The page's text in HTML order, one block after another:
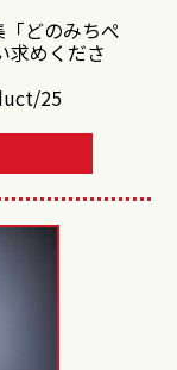
どのみちぺ
求めくださ
25